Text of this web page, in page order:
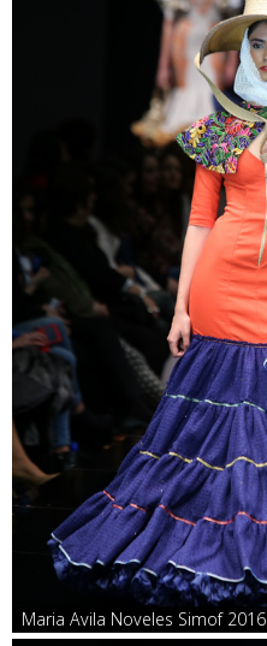
Maria Avila Noveles Simof 2016